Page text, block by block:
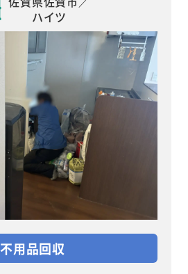
ハイツ
不用品回収